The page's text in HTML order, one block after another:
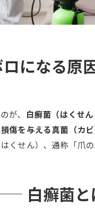
になる原
が、 白癬菌（はくせ
傷を与える真菌（カ
はくせん）、通称「爪
白癬菌と